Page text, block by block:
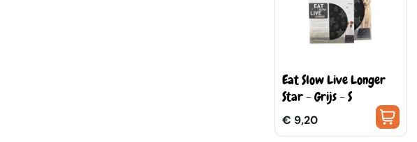
Eat Slow Live Longer
Star - Grijs - S
€ 9,20